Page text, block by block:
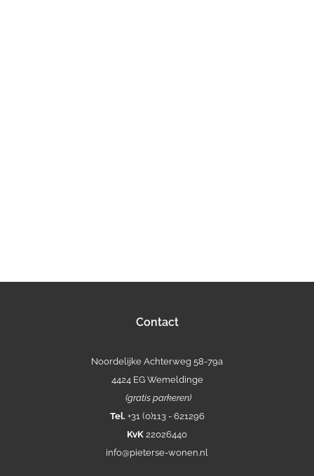
Contact
Noordelijke Achterweg 58-79a
4424 EG Wemeldinge
(gratis parkeren)
Tel. +31 (0)113 - 621296
KvK 22026440
info@pieterse-wonen.nl